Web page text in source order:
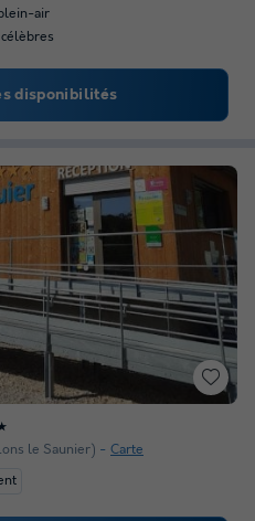
air
disponibilités
le Saunier) Carte